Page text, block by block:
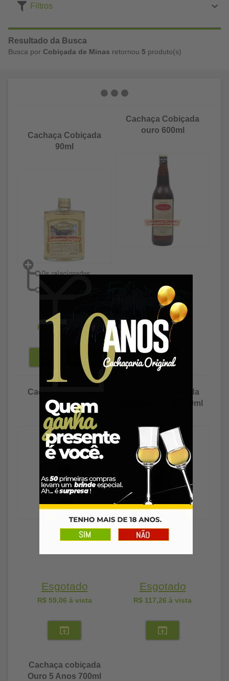
Filtros
Resultado da Busca
Busca por Cobiçada de Minas retornou 5 produto(s)
Cachaça Cobiçada
90ml
R$ 23,89
R$ 23,17 à vista
Cachaça Cobiçada
ouro 600ml
Esgotado
R$ 99,80 à vista
Cachaça Cobiçada
prata 500ml
Esgotado
R$ 59,06 à vista
Cachaça Cobiçada
Garrafa Longa 700ml
Esgotado
R$ 117,26 à vista
Cachaça cobiçada
Ouro 5 Anos 700ml